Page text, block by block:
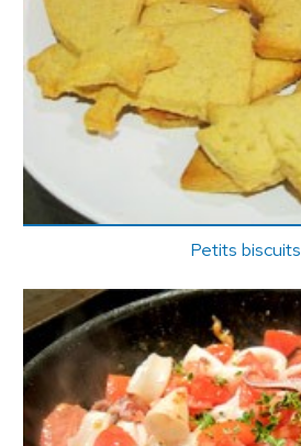
Petits biscuits